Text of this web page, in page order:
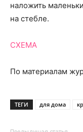
наложить
на стебле.
СХЕМА
По материалам
ТЕГИ для дома